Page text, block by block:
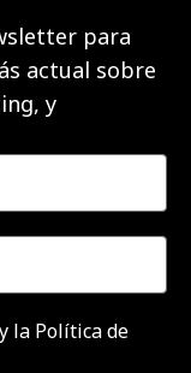
para
actual sobre
y
la Política de